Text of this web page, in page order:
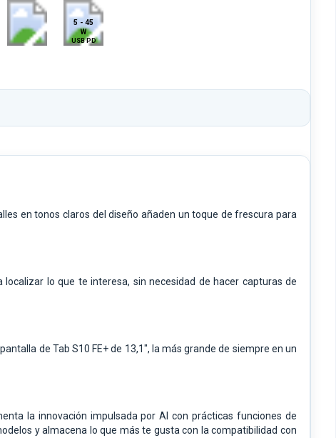
5 - 45
W
USB PD
en tonos claros del diseño añaden un toque de frescura para
lo que te interesa, sin necesidad de hacer capturas de
de Tab S10 FE+ de 13,1", la más grande de siempre en un
la innovación impulsada por AI con prácticas funciones de
y almacena lo que más te gusta con la compatibilidad con